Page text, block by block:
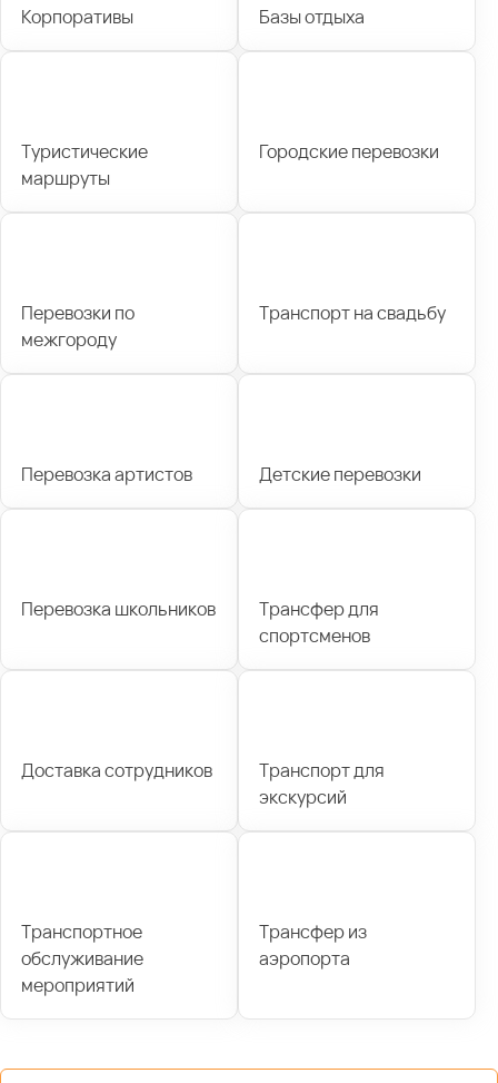
Корпоративы Базы отдыха
Туристические
маршруты
Городские перевозки
Перевозки по
межгороду
Транспорт на свадьбу
Перевозка артистов Детские перевозки
Перевозка школьников
Трансфер для
спортсменов
Доставка сотрудников
Транспорт для
экскурсий
Транспортное
обслуживание
мероприятий
Трансфер из
аэропорта